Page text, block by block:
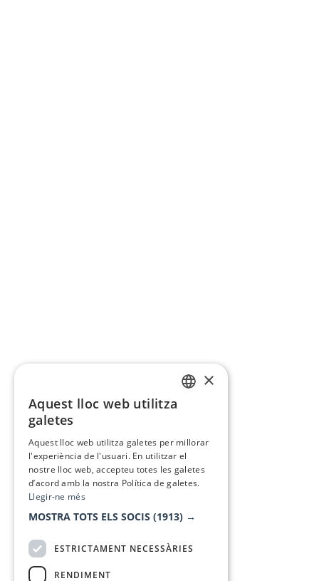
×
Aquest lloc web utilitza
galetes
Aquest lloc web utilitza galetes per millorar
l'experiència de l'usuari. En utilitzar el
nostre lloc web, accepteu totes les galetes
d’acord amb la nostra Política de galetes.
Llegir-ne més
MOSTRA TOTS ELS SOCIS (1913) →
ESTRICTAMENT NECESSÀRIES
RENDIMENT